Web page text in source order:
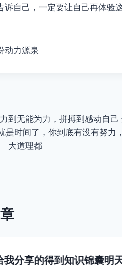
诉自己，一定要让自己再体验
动力源泉
到无能为力，拼搏到感动自己
是时间了，你到底有没有努力
大道理都
我分享的得到知识锦囊明